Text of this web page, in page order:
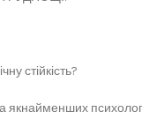
стійкість?
якнайменших